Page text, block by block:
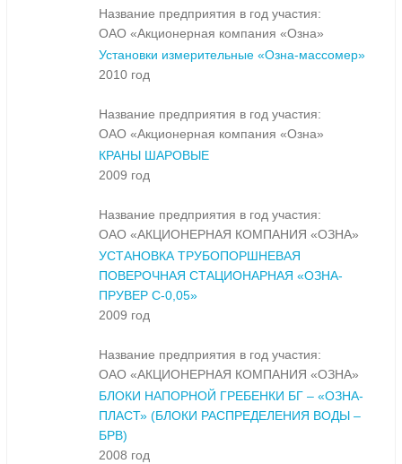
Название предприятия в год участия:
ОАО «Акционерная компания «Озна»
Установки измерительные «Озна-массомер»
2010 год
Название предприятия в год участия:
ОАО «Акционерная компания «Озна»
КРАНЫ ШАРОВЫЕ
2009 год
Название предприятия в год участия:
ОАО «АКЦИОНЕРНАЯ КОМПАНИЯ «ОЗНА»
УСТАНОВКА ТРУБОПОРШНЕВАЯ
ПОВЕРОЧНАЯ СТАЦИОНАРНАЯ «ОЗНА-
ПРУВЕР С-0,05»
2009 год
Название предприятия в год участия:
ОАО «АКЦИОНЕРНАЯ КОМПАНИЯ «ОЗНА»
БЛОКИ НАПОРНОЙ ГРЕБЕНКИ БГ – «ОЗНА-
ПЛАСТ» (БЛОКИ РАСПРЕДЕЛЕНИЯ ВОДЫ –
БРВ)
2008 год